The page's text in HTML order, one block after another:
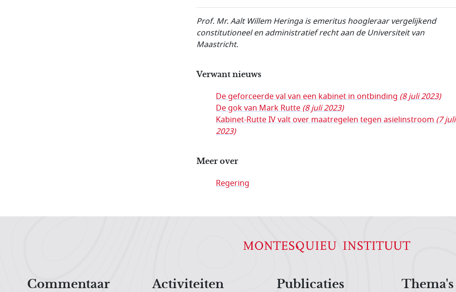
Prof. Mr. Aalt Willem Heringa is emeritus hoogleraar vergelijkend
constitutioneel en administratief recht aan de Universiteit van
Maastricht.
Verwant nieuws
De geforceerde val van een kabinet in ontbinding(8 juli 2023)
De gok van Mark Rutte(8 juli 2023)
Kabinet-Rutte IV valt over maatregelen tegen asielinstroom(7 juli
2023)
Meer over
Regering
Commentaar
Activiteiten Publicaties Thema's